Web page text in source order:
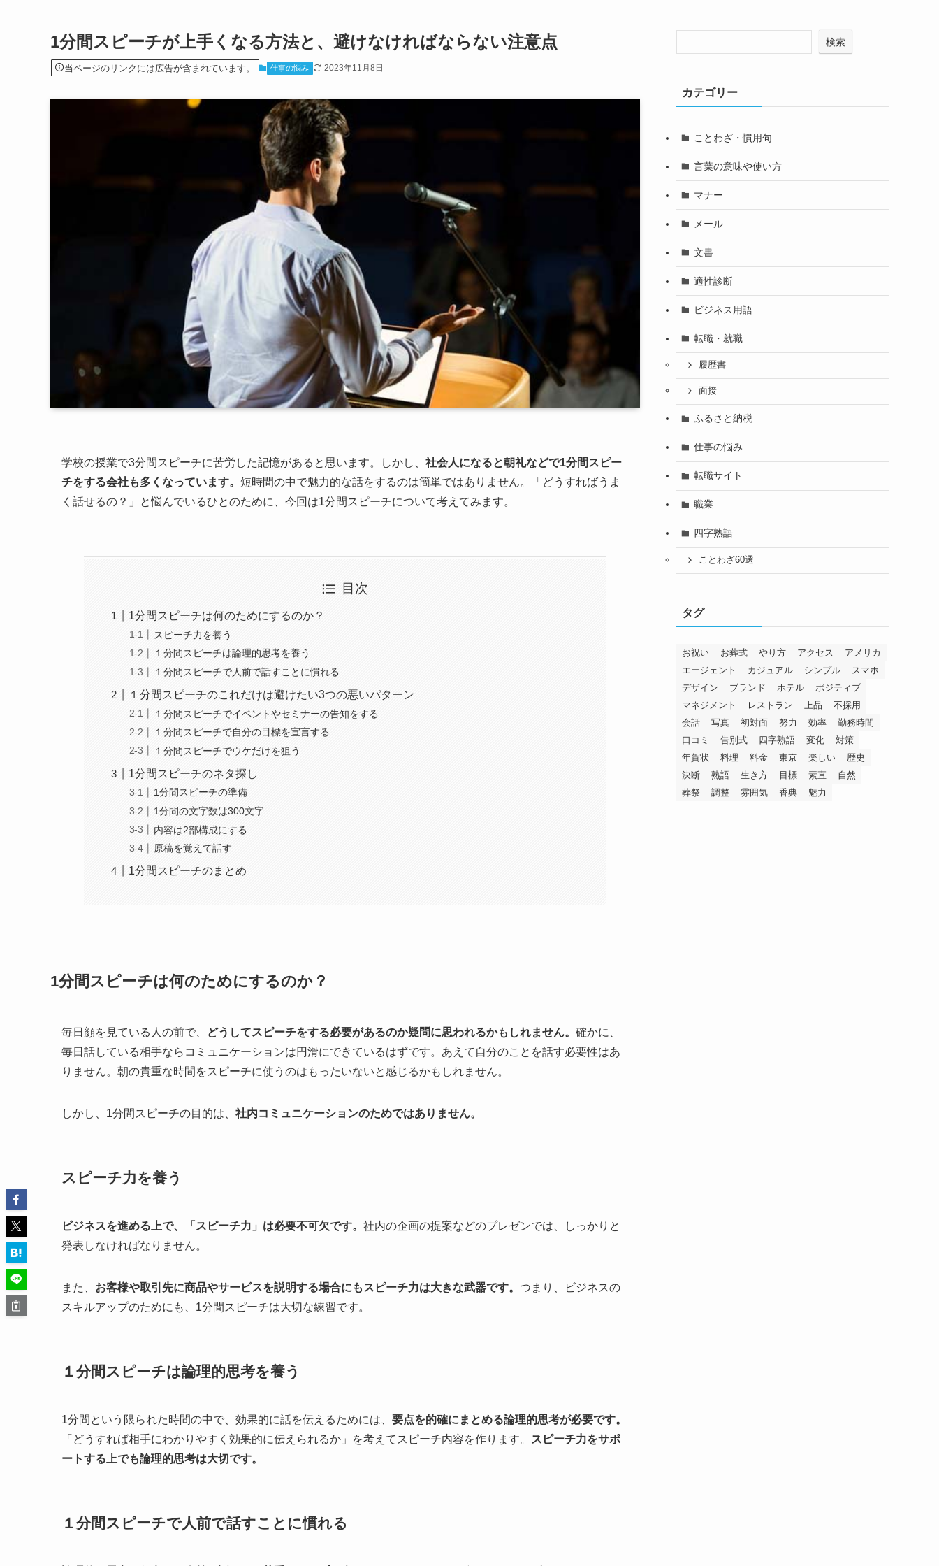
1分間スピーチが上手くなる方法と、避けなければならない注意点
当ページのリンクには広告が含まれています。 仕事の悩み 2023年11月8日
学校の授業で3分間スピーチに苦労した記憶があると思います。しかし、 社会人になると朝礼などで1分間スピー
チをする会社も多くなっています。 短時間の中で魅力的な話をするのは簡単ではありません。「どうすればうま
く話せるの？」と悩んでいるひとのために、今回は1分間スピーチについて考えてみます。
目次
1分間スピーチは何のためにするのか？
スピーチ力を養う
１分間スピーチは論理的思考を養う
１分間スピーチで人前で話すことに慣れる
１分間スピーチのこれだけは避けたい3つの悪いパターン
１分間スピーチでイベントやセミナーの告知をする
１分間スピーチで自分の目標を宣言する
１分間スピーチでウケだけを狙う
1分間スピーチのネタ探し
1分間スピーチの準備
1分間の文字数は300文字
内容は2部構成にする
原稿を覚えて話す
1分間スピーチのまとめ
1分間スピーチは何のためにするのか？
毎日顔を見ている人の前で、 どうしてスピーチをする必要があるのか疑問に思われるかもしれません。 確かに、
毎日話している相手ならコミュニケーションは円滑にできているはずです。あえて自分のことを話す必要性はあ
りません。朝の貴重な時間をスピーチに使うのはもったいないと感じるかもしれません。
しかし、1分間スピーチの目的は、 社内コミュニケーションのためではありません。
スピーチ力を養う
ビジネスを進める上で、「スピーチ力」は必要不可欠です。 社内の企画の提案などのプレゼンでは、しっかりと
発表しなければなりません。
また、 お客様や取引先に商品やサービスを説明する場合にもスピーチ力は大きな武器です。 つまり、ビジネスの
スキルアップのためにも、1分間スピーチは大切な練習です。
１分間スピーチは論理的思考を養う
1分間という限られた時間の中で、効果的に話を伝えるためには、 要点を的確にまとめる論理的思考が必要です。
「どうすれば相手にわかりやすく効果的に伝えられるか」を考えてスピーチ内容を作ります。 スピーチ力をサポ
ートする上でも論理的思考は大切です。
１分間スピーチで人前で話すことに慣れる
検索
カテゴリー
ことわざ・慣用句
言葉の意味や使い方
マナー
メール
文書
適性診断
ビジネス用語
転職・就職
履歴書
面接
ふるさと納税
仕事の悩み
転職サイト
職業
四字熟語
ことわざ60選
タグ
お祝い お葬式 やり方 アクセス
アメリカ
エージェント
カジュアル シンプル
スマホ
デザイン
ブランド ホテル
ポジティブ
マネジメント
レストラン 上品
不採用
会話
写真 初対面 努力 効率
勤務時間
口コミ
告別式 四字熟語 変化
対策
年賀状
料理 料金 東京 楽しい
歴史
決断
熟語 生き方 目標 素直
自然
葬祭
調整 雰囲気 香典 魅力